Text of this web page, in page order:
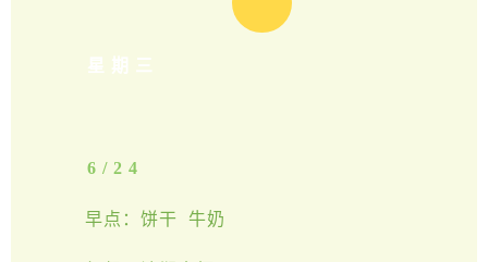
星期三
6/24
早点：饼干 牛奶